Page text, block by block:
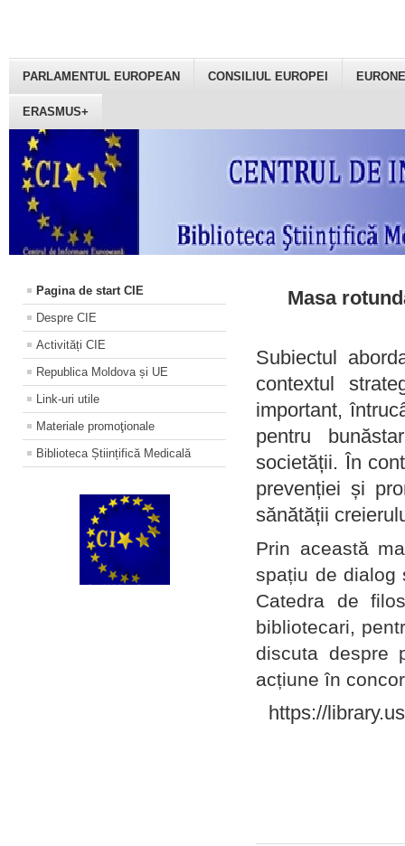
PARLAMENTUL EUROPEAN CONSILIUL EUROPEI
ERASMUS+
Pagina de start CIE
Despre CIE
Activități CIE
Republica Moldova și UE
Link-uri utile
Materiale promoţionale
Biblioteca Științifică Medicală
Masa
Subiectul
contextul
important,
pentru
societății. În
prevenției și
sănătății
Prin această
spațiu de dialog
Catedra de
bibliotecari,
discuta despre
acțiune în
https://